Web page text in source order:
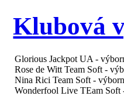
Klubová
Glorious Jackpot UA -
Rose de Witt Team Soft -
Nina Rici Team Soft -
Wonderfool Live TEam Soft